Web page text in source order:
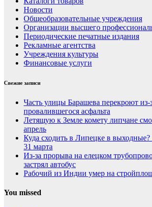
Новости
Общеобразовательные учреждения
Организации высшего
Периодические печатные издания
Рекламные агентства
Учреждения культуры
Финансовые услуги
Свежие записи
Часть улицы Барашева перекроют из-
провалившегося асфальта
Летящую к Земле комету липчане
апрель
Куда сходить в Липецке в
31 марта
Из-за прорыва на елецком
застрял автобус
Рабочий из Индии умер на
You missed